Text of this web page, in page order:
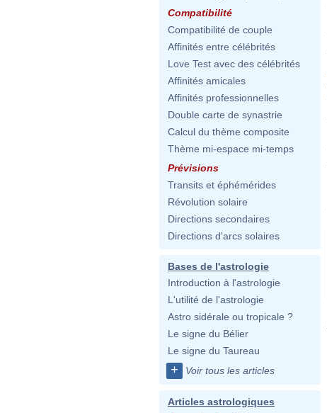
Compatibilité
Compatibilité de couple
Affinités entre célébrités
Love Test avec des célébrités
Affinités amicales
Affinités professionnelles
Double carte de synastrie
Calcul du thème composite
Thème mi-espace mi-temps
Prévisions
Transits et éphémérides
Révolution solaire
Directions secondaires
Directions d'arcs solaires
Bases de l'astrologie
Introduction à l'astrologie
L'utilité de l'astrologie
Astro sidérale ou tropicale ?
Le signe du Bélier
Le signe du Taureau
+ Voir tous les articles
Articles astrologiques